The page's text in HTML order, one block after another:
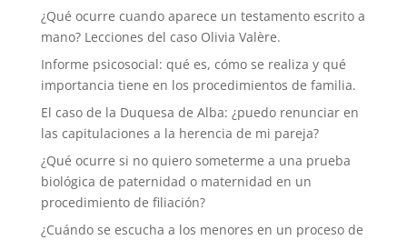
¿Qué ocurre cuando aparece un testamento escrito a
mano? Lecciones del caso Olivia Valère.
Informe psicosocial: qué es, cómo se realiza y qué
importancia tiene en los procedimientos de familia.
El caso de la Duquesa de Alba: ¿puedo renunciar en
las capitulaciones a la herencia de mi pareja?
¿Qué ocurre si no quiero someterme a una prueba
biológica de paternidad o maternidad en un
procedimiento de filiación?
¿Cuándo se escucha a los menores en un proceso de